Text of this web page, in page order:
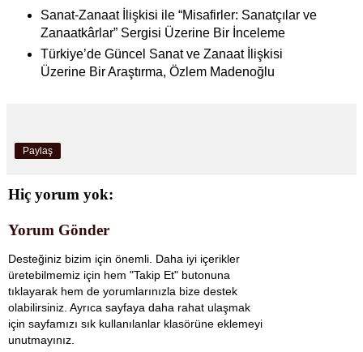
Sanat-Zanaat İlişkisi ile “Misafirler: Sanatçılar ve
Zanaatkârlar” Sergisi Üzerine Bir İnceleme
Türkiye’de Güncel Sanat ve Zanaat İlişkisi
Üzerine Bir Araştırma, Özlem Madenoğlu
Paylaş
Hiç yorum yok:
Yorum Gönder
Desteğiniz bizim için önemli. Daha iyi içerikler
üretebilmemiz için hem "Takip Et" butonuna
tıklayarak hem de yorumlarınızla bize destek
olabilirsiniz. Ayrıca sayfaya daha rahat ulaşmak
için sayfamızı sık kullanılanlar klasörüne eklemeyi
unutmayınız.